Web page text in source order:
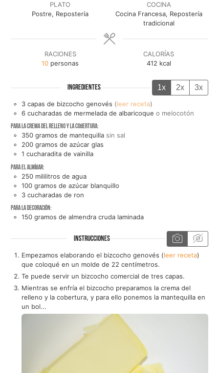
PLATO
Postre, Repostería
COCINA
Cocina Francesa, Repostería
tradicional
RACIONES
10 personas
CALORÍAS
412 kcal
INGREDIENTES 1x 2x 3x
3 capas de bizcocho genovés (leer receta)
6 cucharadas de mermelada de albaricoque o melocotón
Para la crema del relleno y la cobertura:
350 gramos de mantequilla sin sal
200 gramos de azúcar glas
1 cucharadita de vainilla
Para el almíbar:
250 mililitros de agua
100 gramos de azúcar blanquillo
3 cucharadas de ron
Para la decoración:
150 gramos de almendra cruda laminada
INSTRUCCIONES
Empezamos elaborando el bizcocho genovés (leer receta)
que coloqué en un molde de 22 centímetros.
Te puede servir un bizcocho comercial de tres capas.
Mientras se enfría el bizcocho preparamos la crema del
relleno y la cobertura, y para ello ponemos la mantequilla en
un bol...